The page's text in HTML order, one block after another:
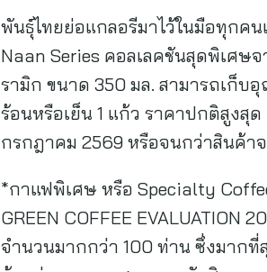
พันธุ์ไทยย่อแกลอรีมาไว้ในมือทุกค
Naan Series คอลเลคชันสุดพิเศษ
รามิก ขนาด 350 มล. สามารถเก็บ
ร้อนหรือเย็น 1 แก้ว ราคาปกติสูงสุ
กรกฎาคม 2569 หรือจนกว่าสินค้า
*กาแฟพิเศษ หรือ Specialty
GREEN COFFEE EVALUATION
จำนวนมากกว่า 100 ท่าน ซึ่งมากที่